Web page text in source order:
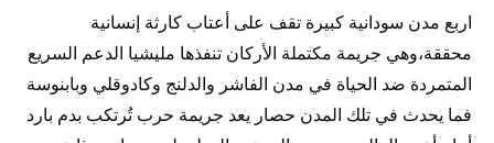
اربع مدن سودانية كبيرة تقف على أعتاب كارثة إنسانية
محققة،وهي جريمة مكتملة الأركان تنفذها مليشيا الدعم السريع
المتمردة ضد الحياة في مدن الفاشر والدلنج وكادوقلي وبابنوسة
فما يحدث في تلك المدن حصار يعد جريمة حرب تُرتكب بدم بارد